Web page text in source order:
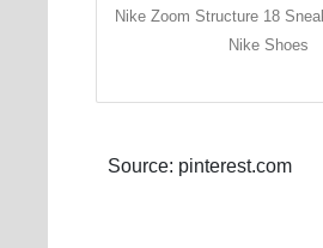
Nike Zoom Structure 18
Nike Shoes
Source: pinterest.com